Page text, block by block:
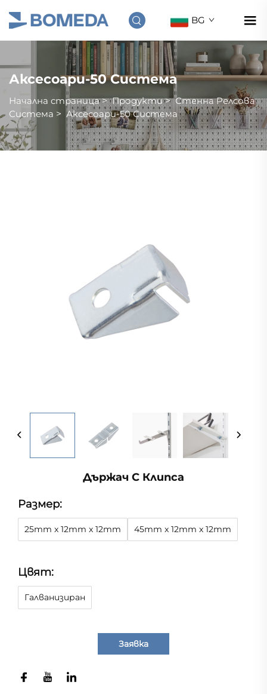
BG
Аксесоари-50 Система
Начална страница>Продукти>Стенна Релсовa
Система > Аксесоари-50 Система
Държач С Клипса
Размер:
25mm x 12mm x 12mm 45mm x 12mm x 12mm
Цвят:
Галванизиран
Заявка